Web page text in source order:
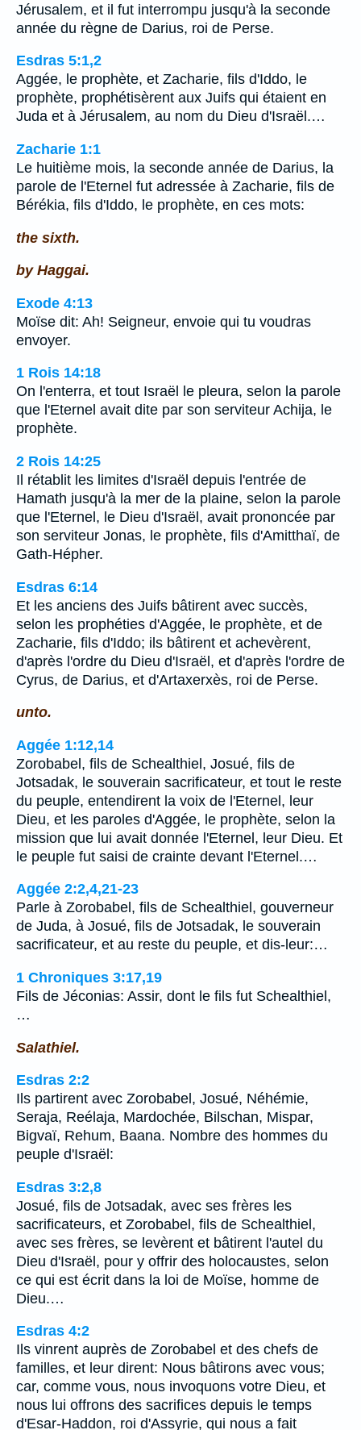
Jérusalem, et il fut interrompu jusqu'à la seconde
année du règne de Darius, roi de Perse.
Esdras 5:1,2
Aggée, le prophète, et Zacharie, fils d'Iddo, le
prophète, prophétisèrent aux Juifs qui étaient en
Juda et à Jérusalem, au nom du Dieu d'Israël.…
Zacharie 1:1
Le huitième mois, la seconde année de Darius, la
parole de l'Eternel fut adressée à Zacharie, fils de
Bérékia, fils d'Iddo, le prophète, en ces mots:
the sixth.
by Haggai.
Exode 4:13
Moïse dit: Ah! Seigneur, envoie qui tu voudras
envoyer.
1 Rois 14:18
On l'enterra, et tout Israël le pleura, selon la parole
que l'Eternel avait dite par son serviteur Achija, le
prophète.
2 Rois 14:25
Il rétablit les limites d'Israël depuis l'entrée de
Hamath jusqu'à la mer de la plaine, selon la parole
que l'Eternel, le Dieu d'Israël, avait prononcée par
son serviteur Jonas, le prophète, fils d'Amitthaï, de
Gath-Hépher.
Esdras 6:14
Et les anciens des Juifs bâtirent avec succès,
selon les prophéties d'Aggée, le prophète, et de
Zacharie, fils d'Iddo; ils bâtirent et achevèrent,
d'après l'ordre du Dieu d'Israël, et d'après l'ordre de
Cyrus, de Darius, et d'Artaxerxès, roi de Perse.
unto.
Aggée 1:12,14
Zorobabel, fils de Schealthiel, Josué, fils de
Jotsadak, le souverain sacrificateur, et tout le reste
du peuple, entendirent la voix de l'Eternel, leur
Dieu, et les paroles d'Aggée, le prophète, selon la
mission que lui avait donnée l'Eternel, leur Dieu. Et
le peuple fut saisi de crainte devant l'Eternel.…
Aggée 2:2,4,21-23
Parle à Zorobabel, fils de Schealthiel, gouverneur
de Juda, à Josué, fils de Jotsadak, le souverain
sacrificateur, et au reste du peuple, et dis-leur:…
1 Chroniques 3:17,19
Fils de Jéconias: Assir, dont le fils fut Schealthiel,
…
Salathiel.
Esdras 2:2
Ils partirent avec Zorobabel, Josué, Néhémie,
Seraja, Reélaja, Mardochée, Bilschan, Mispar,
Bigvaï, Rehum, Baana. Nombre des hommes du
peuple d'Israël:
Esdras 3:2,8
Josué, fils de Jotsadak, avec ses frères les
sacrificateurs, et Zorobabel, fils de Schealthiel,
avec ses frères, se levèrent et bâtirent l'autel du
Dieu d'Israël, pour y offrir des holocaustes, selon
ce qui est écrit dans la loi de Moïse, homme de
Dieu.…
Esdras 4:2
Ils vinrent auprès de Zorobabel et des chefs de
familles, et leur dirent: Nous bâtirons avec vous;
car, comme vous, nous invoquons votre Dieu, et
nous lui offrons des sacrifices depuis le temps
d'Esar-Haddon, roi d'Assyrie, qui nous a fait